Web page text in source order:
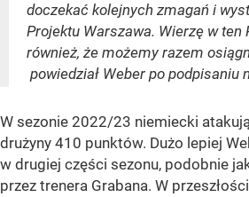
doczekać kolejnych zmagań i
Projektu Warszawa. Wierzę w ten
również, że możemy razem
powiedział Weber po podpisaniu
W sezonie 2022/23 niemiecki
drużyny 410 punktów. Dużo lepiej
w drugiej części sezonu, podobnie
przez trenera Grabana. W